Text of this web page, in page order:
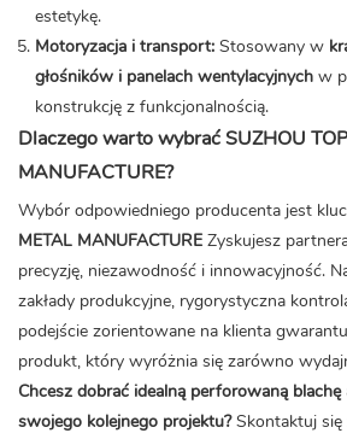
estetykę.
Motoryzacja i transport: Stosowany w
głośników i panelach wentylacyjnych w
konstrukcję z funkcjonalnością.
Dlaczego warto wybrać SUZHOU
MANUFACTURE?
Wybór odpowiedniego producenta jest
METAL MANUFACTURE Zyskujesz
precyzję, niezawodność i innowacyjność.
zakłady produkcyjne, rygorystyczna
podejście zorientowane na klienta
produkt, który wyróżnia się zarówno
Chcesz dobrać idealną perforowaną
swojego kolejnego projektu?Skontaktuj się